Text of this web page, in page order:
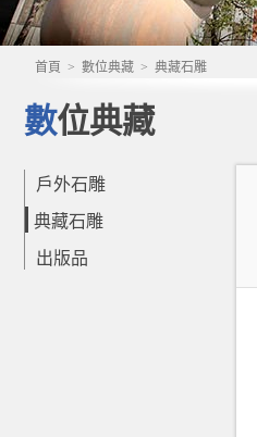
首頁 > 數位典藏 > 典藏石雕
數位典藏
戶外石雕
典藏石雕
出版品